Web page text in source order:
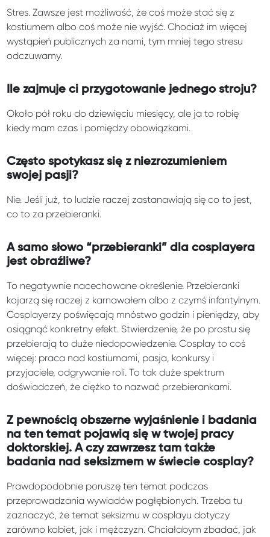
Stres. Zawsze jest możliwość, że coś może stać się z
kostiumem albo coś może nie wyjść. Chociaż im więcej
wystąpień publicznych za nami, tym mniej tego stresu
odczuwamy.
Ile zajmuje ci przygotowanie jednego stroju?
Około pół roku do dziewięciu miesięcy, ale ja to robię
kiedy mam czas i pomiędzy obowiązkami.
Często spotykasz się z niezrozumieniem
swojej pasji?
Nie. Jeśli już, to ludzie raczej zastanawiają się co to jest,
co to za przebieranki.
A samo słowo “przebieranki” dla cosplayera
jest obraźliwe?
To negatywnie nacechowane określenie. Przebieranki
kojarzą się raczej z karnawałem albo z czymś infantylnym.
Cosplayerzy poświęcają mnóstwo godzin i pieniędzy, aby
osiągnąć konkretny efekt. Stwierdzenie, że po prostu się
przebierają to duże niedopowiedzenie. Cosplay to coś
więcej: praca nad kostiumami, pasja, konkursy i
przyjaciele, odgrywanie roli. To tak duże spektrum
doświadczeń, że ciężko to nazwać przebierankami.
Z pewnością obszerne wyjaśnienie i badania
na ten temat pojawią się w twojej pracy
doktorskiej. A czy zawrzesz tam także
badania nad seksizmem w świecie cosplay?
Prawdopodobnie poruszę ten temat podczas
przeprowadzania wywiadów pogłębionych. Trzeba tu
zaznaczyć, że temat seksizmu w cosplayu dotyczy
zarówno kobiet, jak i mężczyzn. Chciałabym zbadać, jak